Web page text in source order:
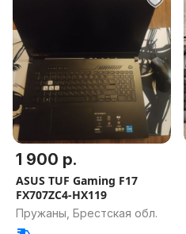
1 900 р.
ASUS TUF Gaming F17
FX707ZC4-HX119
Пружаны, Брестская обл.